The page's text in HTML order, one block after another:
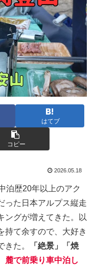
はてブ
コピー
2026.05.18
泊歴20年以上のアク
った日本アルプス縦走
ングが増えてきた。以
持て余すので、大好き
た。
「絶景」「焼
麓で前乗り車中泊し